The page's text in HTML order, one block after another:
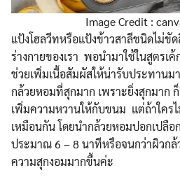
Image Credit :
แป้งโฮลวีทหรือแป้งข้าวสาลีชนิดไม่ขั
ร่างกายของเรา พอนำมาใช้ในสูตรเ
ช่วยเพิ่มเนื้อสัมผัสให้น่ารับประทาน
กล้วยหอมที่สุกมาก เพราะยิ่งสุกมาก
เพิ่มความหวานให้กับขนม แต่ถ้าใคร
เหมือนกัน โดยนำกล้วยหอมปอกเปลือ
ประมาณ 6 – 8 นาทีหรือจนกว่าผิวก
ความสุกงอมมากขึ้นค่ะ